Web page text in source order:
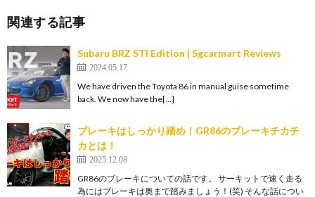
関連する記事
Subaru BRZ STI Edition | Sgcarmart Reviews
2024.05.17
We have driven the Toyota 86 in manual guise sometime
back. We now have the[…]
ブレーキはしっかり踏め！GR86のブレーキチカチ
カとは！
2025.12.08
GR86のブレーキについての話です。 サーキットで速く走る
為にはブレーキは奥まで踏みましょう！(笑) そんな話につい